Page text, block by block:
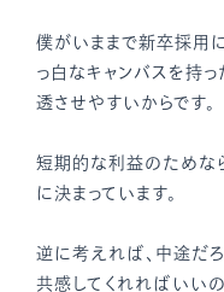
僕がいままで新卒採用
っ白なキャンバスを持
透させやすいからです。
短期的な利益のためな
に決まっています。
逆に考えれば、中途だ
共感してくれればいい